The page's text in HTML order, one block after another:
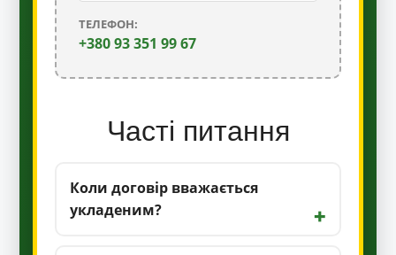
ТЕЛЕФОН:
+380 93 351 99 67
Часті питання
Коли договір вважається
укладеним?